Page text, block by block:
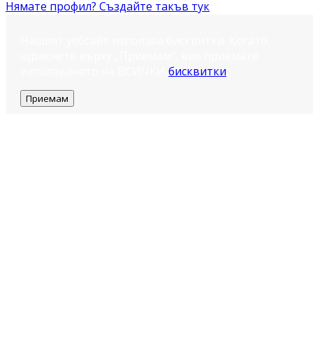
Нямате профил? Създайте такъв тук
бисквитки
Приемам